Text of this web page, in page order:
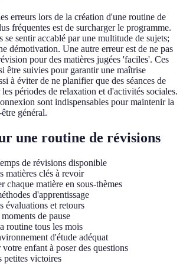
erreurs lors de la création d'une routine de
fréquentes est de surcharger le programme.
se sentir accablé par une multitude de sujets;
démotivation. Une autre erreur est de ne pas
pour des matières jugées 'faciles'. Ces
être suivies pour garantir une maîtrise
à éviter de ne planifier que des séances de
périodes de relaxation et d'activités sociales.
sont indispensables pour maintenir la
général.
une routine de révisions
de révisions disponible
matières clés à revoir
chaque matière en sous-thèmes
d'apprentissage
évaluations et retours
de pause
routine tous les mois
d'étude adéquat
enfant à poser des questions
petites victoires